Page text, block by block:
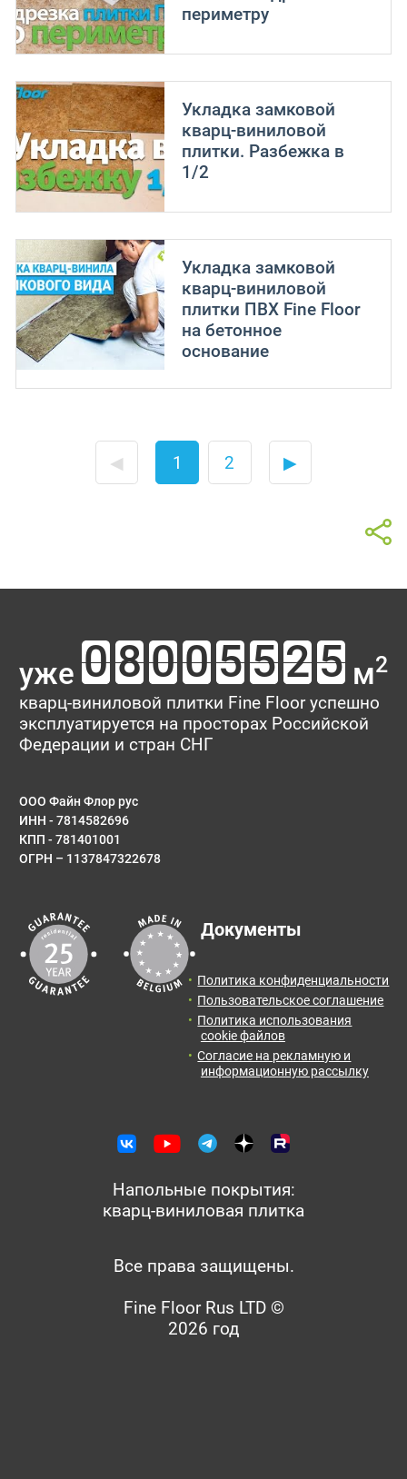
периметру
Укладка замковой
кварц-виниловой
плитки. Разбежка в
1/2
Укладка замковой
кварц-виниловой
плитки ПВХ Fine Floor
на бетонное
основание
◀ 1 2 ▶
уже м2
кварц-виниловой плитки Fine Floor успешно
эксплуатируется на просторах Российской
Федерации и стран СНГ
ООО Файн Флор рус
ИНН - 7814582696
КПП - 781401001
ОГРН – 1137847322678
Документы
Политика конфиденциальности
Пользовательское соглашение
Политика использования
cookie файлов
Согласие на рекламную и
информационную рассылку
Напольные покрытия:
кварц-виниловая плитка
Все права защищены.
Fine Floor Rus LTD ©
2026 год